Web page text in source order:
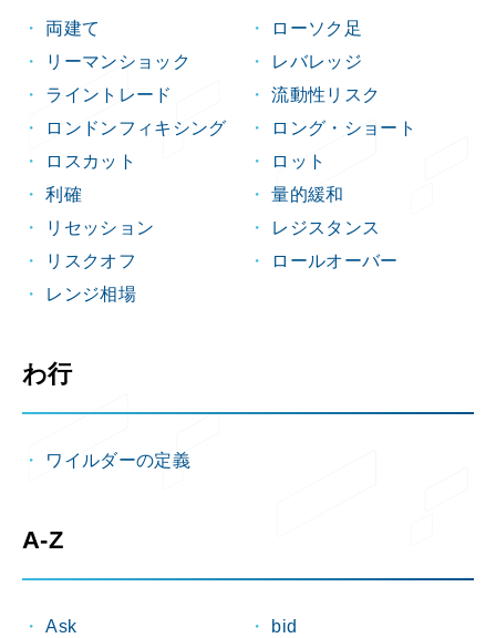
両建て
ローソク足
リーマンショック
レバレッジ
ライントレード
流動性リスク
ロンドンフィキシング
ロング・ショート
ロスカット
ロット
利確
量的緩和
リセッション
レジスタンス
リスクオフ
ロールオーバー
レンジ相場
わ行
ワイルダーの定義
A-Z
Ask bid